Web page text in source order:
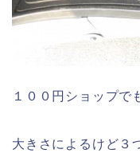
１００円ショップで
大きさによるけど３